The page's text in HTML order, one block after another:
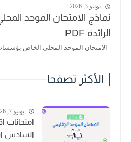
يونيو 3, 2026
نماذج الامتحان الموحد
الرائدة PDF
الامتحان الموحد المحلي الخاص
الأكثر تصفحا
يونيو 7, 2026
امتحانات
السادس